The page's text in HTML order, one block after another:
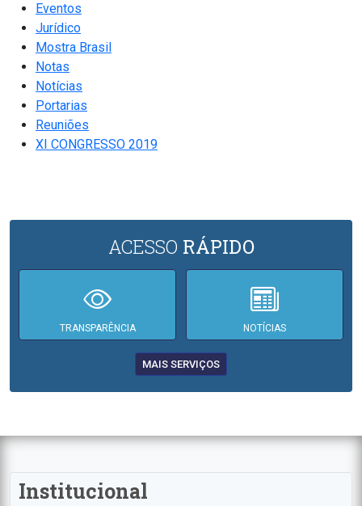
Eventos
Jurídico
Mostra Brasil
Notas
Notícias
Portarias
Reuniões
XI CONGRESSO 2019
ACESSO RÁPIDO
TRANSPARÊNCIA NOTÍCIAS
MAIS SERVIÇOS
Institucional